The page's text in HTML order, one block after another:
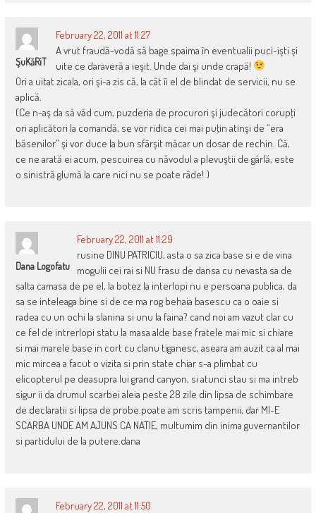
ŞuKăRiT
February 22, 2011 at 11:27
A vrut fraudă-vodă să bage spaima în eventualii puci-işti şi
uite ce daraveră a ieşit. Unde dai şi unde crapă!
Ori a uitat zicala, ori şi-a zis că, la cât îi el de blindat de servicii, nu se
aplică.
(Ce n-aş da să văd cum, puzderia de procurori şi judecători corupţi
ori aplicători la comandă, se vor ridica cei mai puţin atinşi de “era
băsenilor” şi vor duce la bun sfârşit măcar un dosar de rechin. Că,
ce ne arată ei acum, pescuirea cu năvodul a plevuştii de gârlă, este
o sinistră glumă la care nici nu se poate râde! )
Dana Logofatu
February 22, 2011 at 11:29
rusine DINU PATRICIU, asta o sa zica base si e de vina
mogulii cei rai si NU frasu de dansa cu nevasta sa de
salta camasa de pe el, la botez la interlopi nu e persoana publica, da
sa se inteleaga bine si de ce ma rog behaia basescu ca o oaie si
radea cu un ochi la slanina si unu la faina? cand noi am vazut clar cu
ce fel de intrerlopi statu la masa alde base fratele mai mic si chiare
si mai marele base in cort cu clanu tiganesc, aseara am auzit ca al mai
mic mircea a facut o vizita si prin state chiar s-a plimbat cu
elicopterul pe deasupra lui grand canyon, si atunci stau si ma intreb
sigur ii da drumul scarbei aleia peste 28 zile din lipsa de schimbare
de declaratii si lipsa de probe.poate am scris tampenii, dar MI-E
SCARBA UNDE AM AJUNS CA NATIE, multumim din inima guvernantilor
si partidului de la putere.dana
February 22, 2011 at 11:50